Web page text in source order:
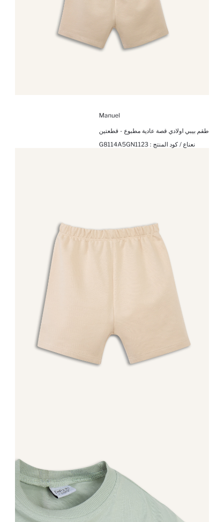
Manuel
طقم بيبي اولادي قصة عادية مطبوع - قطعتين
نعناع / كود المنتج : G8114A5GN1123